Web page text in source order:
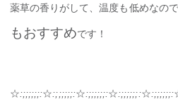
薬草の香りがして、温度も低めなので
もおすすめです！
☆:;;;;;;:☆:;;;;;;:☆:;;;;;;:☆:;;;;;;:☆:;;;;;;: